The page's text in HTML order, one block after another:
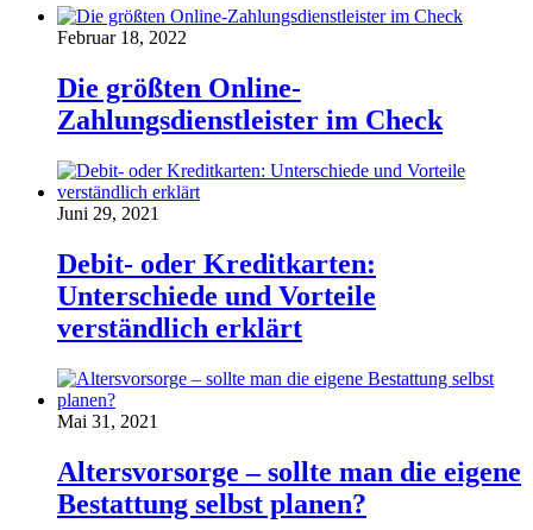
Februar 18, 2022
Die größten Online-
Zahlungsdienstleister im Check
Juni 29, 2021
Debit- oder Kreditkarten:
Unterschiede und Vorteile
verständlich erklärt
Mai 31, 2021
Altersvorsorge – sollte man die eigene
Bestattung selbst planen?